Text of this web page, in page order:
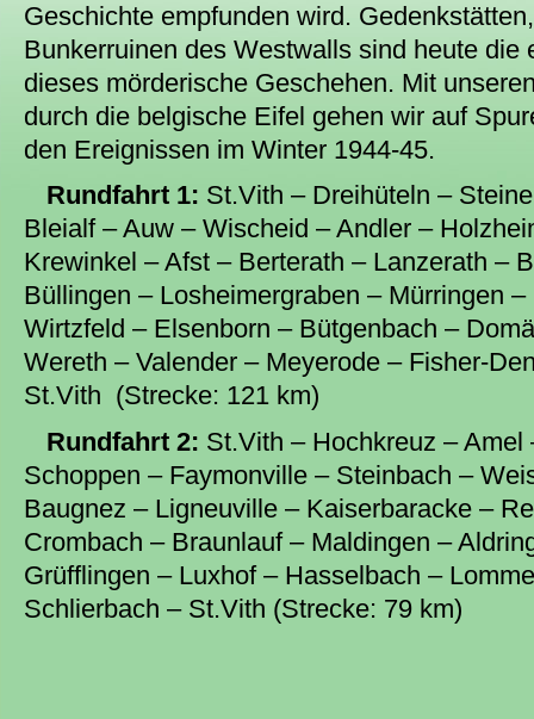
Geschichte empfunden wird.
Bunkerruinen des Westwalls sind heute die
dieses mörderische Geschehen. Mit
durch die belgische Eifel gehen wir auf
den Ereignissen im Winter 1944-45.
Rundfahrt 1: St.Vith – Dreihüteln –
Bleialf – Auw – Wischeid – Andler –
Krewinkel – Afst – Berterath – Lanzerath –
Büllingen – Losheimergraben – Mürringen
Wirtzfeld – Elsenborn – Bütgenbach –
Wereth – Valender – Meyerode – Fisher-
St.Vith (Strecke: 121 km)
Rundfahrt 2: St.Vith – Hochkreuz – Amel
Schoppen – Faymonville – Steinbach –
Baugnez – Ligneuville – Kaiserbaracke –
Crombach – Braunlauf – Maldingen –
Grüfflingen – Luxhof – Hasselbach –
Schlierbach – St.Vith (Strecke: 79 km)